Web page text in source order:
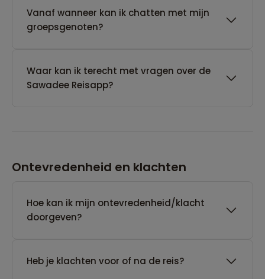
Vanaf wanneer kan ik chatten met mijn
groepsgenoten?
Waar kan ik terecht met vragen over de
Sawadee Reisapp?
Ontevredenheid en klachten
Hoe kan ik mijn ontevredenheid/klacht
doorgeven?
Heb je klachten voor of na de reis?